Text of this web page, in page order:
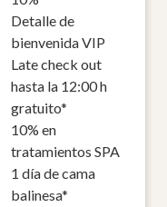
Detalle de
bienvenida VIP
Late check out
hasta la 12:00 h
gratuito*
10% en
tratamientos SPA
1 día de cama
balinesa*